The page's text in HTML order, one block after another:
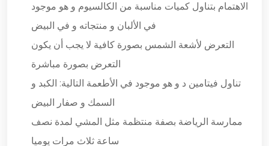
الاهتمام بتناول كميات مناسبة من الكالسيوم و هو موجود
في الألبان و منتجاته و في البيض
التعرض لأشعة الشمس بصورة كافية لا يجب أن يكون
التعرض بصورة مباشرة
تناول فيتامين د و هو موجود في الأطعمة التالية: الكبد و
السمك و صفار البيض
ممارسة الرياضة بصفة منتظمة مثل المشي لمدة نصف
ساعة ثلاث مرات يوميا